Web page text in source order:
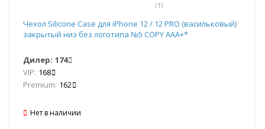
(1)
Чехол Silicone Case для iPhone 12 / 12 PRO (васильковый)
закрытый низ без логотипа №5 COPY AAA+*
Дилер: 174
VIP: 168
Premium: 162
Нет в наличии